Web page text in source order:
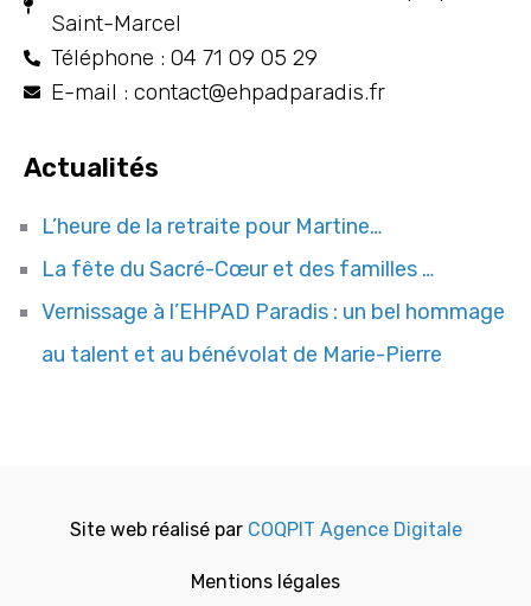
Saint-Marcel
Téléphone : 04 71 09 05 29
E-mail : contact@ehpadparadis.fr
Actualités
L’heure de la retraite pour Martine…
La fête du Sacré-Cœur et des familles …
Vernissage à l’EHPAD Paradis : un bel hommage
au talent et au bénévolat de Marie-Pierre
Site web réalisé par COQPIT Agence Digitale
Mentions légales